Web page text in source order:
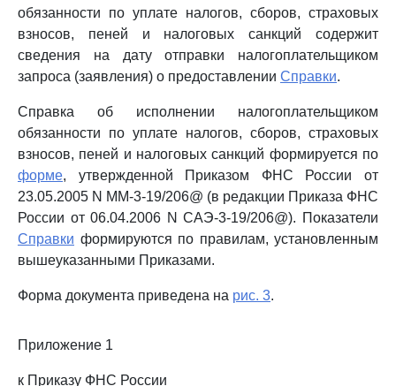
обязанности по уплате налогов, сборов, страховых
взносов, пеней и налоговых санкций содержит
сведения на дату отправки налогоплательщиком
запроса (заявления) о предоставлении Справки.
Справка об исполнении налогоплательщиком
обязанности по уплате налогов, сборов, страховых
взносов, пеней и налоговых санкций формируется по
форме, утвержденной Приказом ФНС России от
23.05.2005 N ММ-3-19/206@ (в редакции Приказа ФНС
России от 06.04.2006 N САЭ-3-19/206@). Показатели
Справки формируются по правилам, установленным
вышеуказанными Приказами.
Форма документа приведена на рис. 3.
Приложение 1
к Приказу ФНС России